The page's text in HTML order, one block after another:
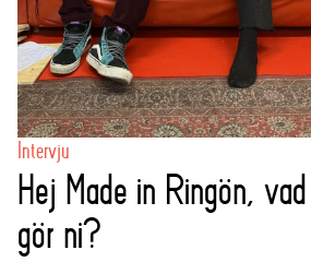
Intervju
Hej Made in Ringön, vad
gör ni?